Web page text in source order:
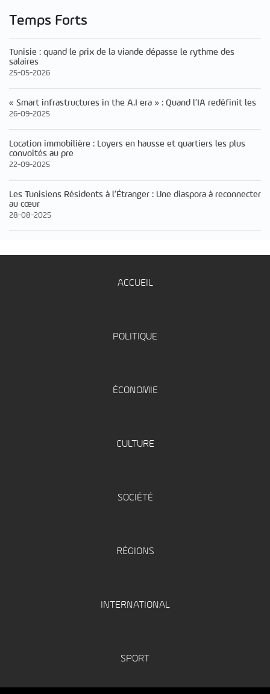
Temps Forts
Tunisie : quand le prix de la viande dépasse le rythme des
salaires
25-05-2026
« Smart infrastructures in the A.I era » : Quand l’IA redéfinit les
26-09-2025
Location immobilière : Loyers en hausse et quartiers les plus
convoités au pre
22-09-2025
Les Tunisiens Résidents à l’Étranger : Une diaspora à reconnecter
au cœur
28-08-2025
ACCUEIL
POLITIQUE
ÉCONOMIE
CULTURE
SOCIÉTÉ
RÉGIONS
INTERNATIONAL
SPORT